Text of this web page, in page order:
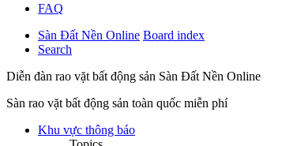
FAQ
Sàn Đất Nền Online Board index
Search
Diễn đàn rao vặt bất động sản Sàn Đất Nền Online
Sàn rao vặt bất động sản toàn quốc miễn phí
Khu vực thông báo